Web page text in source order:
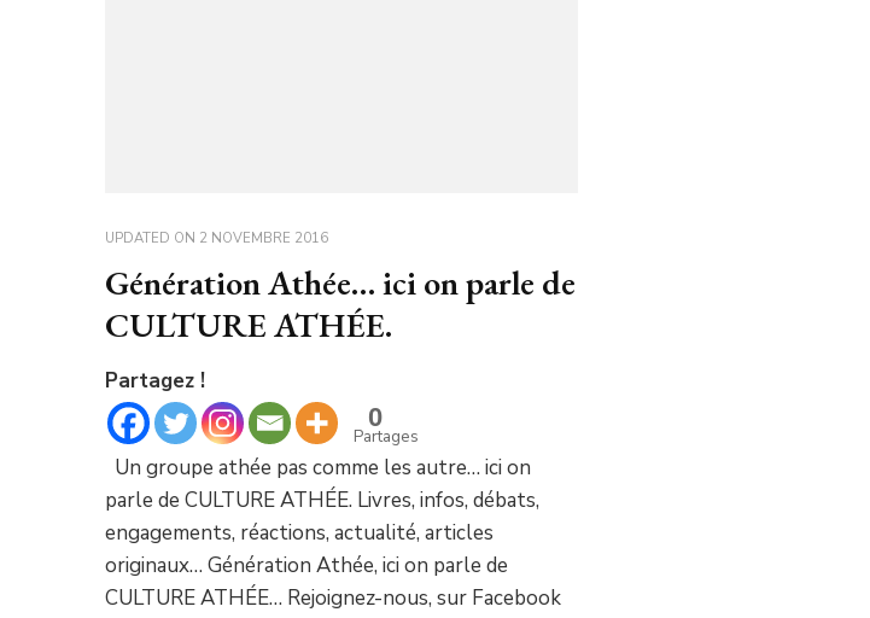
UPDATED ON 2 NOVEMBRE 2016
Génération Athée… ici on parle de
CULTURE ATHÉE.
Partagez !
0
Partages
Un groupe athée pas comme les autre… ici on
parle de CULTURE ATHÉE. Livres, infos, débats,
engagements, réactions, actualité, articles
originaux… Génération Athée, ici on parle de
CULTURE ATHÉE… Rejoignez-nous, sur Facebook